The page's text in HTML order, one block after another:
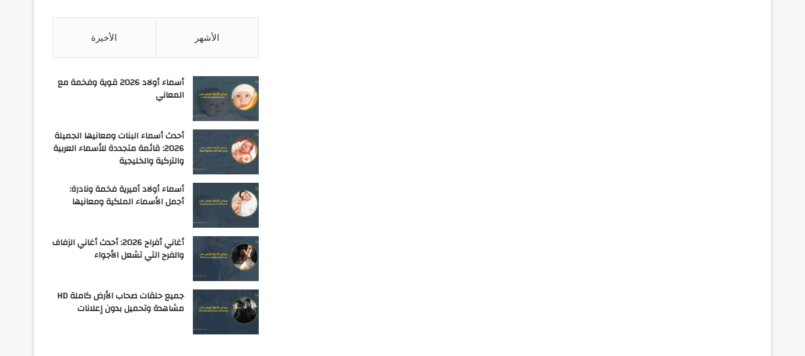
الأشهر الأخيرة
أسماء أولاد 2026 قوية وفخمة مع
المعاني
أحدث أسماء البنات ومعانيها الجميلة
2026: قائمة متجددة للأسماء العربية
والتركية والخليجية
أسماء أولاد أميرية فخمة ونادرة:
أجمل الأسماء الملكية ومعانيها
أغاني أفراح 2026: أحدث أغاني الزفاف
والفرح التي تشعل الأجواء
جميع حلقات صحاب الأرض كاملة HD
مشاهدة وتحميل بدون إعلانات